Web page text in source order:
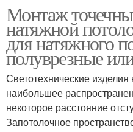
Монтаж
натяжной
для натяжного
полуврезные
Светотехнические
наибольшее
некоторое расстояние
Запотолочное